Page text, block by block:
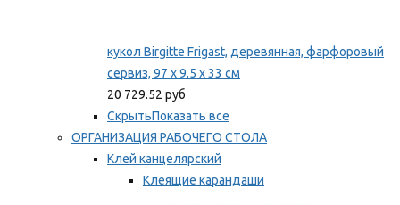
кукол Birgitte Frigast, деревянная, фарфоровый
сервиз, 97 x 9.5 x 33 см
20 729.52 руб
СкрытьПоказать все
ОРГАНИЗАЦИЯ РАБОЧЕГО СТОЛА
Клей канцелярский
Клеящие карандаши